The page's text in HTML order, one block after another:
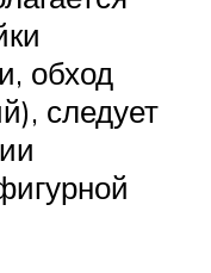
обход
следует